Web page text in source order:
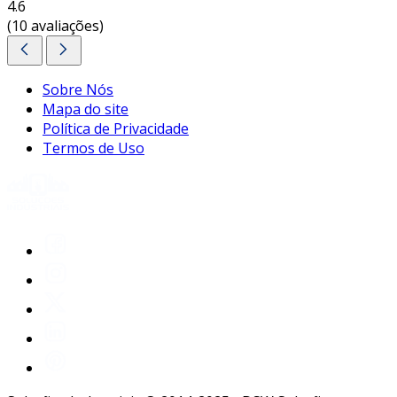
4.6
(10 avaliações)
Sobre Nós
Mapa do site
Política de Privacidade
Termos de Uso